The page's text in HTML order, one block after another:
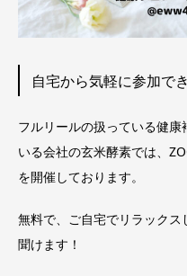
自宅から気軽に参加で
フルリールの扱っている健
いる会社の玄米酵素では、
を開催しております。
無料で、ご自宅でリラック
聞けます！